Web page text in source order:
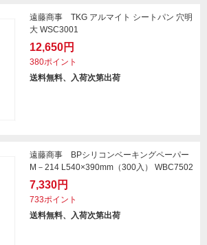
遠藤商事 TKG アルマイト シートパン 穴明
大 WSC3001
12,650円
380ポイント
送料無料、入荷次第出荷
遠藤商事 BPシリコンベーキングペーパー
M－214 L540×390mm（300入） WBC7502
7,330円
733ポイント
送料無料、入荷次第出荷